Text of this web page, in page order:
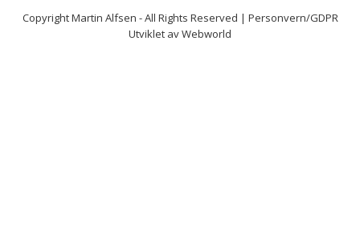
CopyrightMartin Alfsen - All Rights Reserved | Personvern/GDPR
Utviklet avWebworld